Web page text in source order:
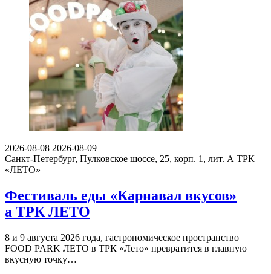
2026-08-08 2026-08-09
Санкт-Петербург, Пулковское шоссе, 25, корп. 1, лит. А ТРК
«ЛЕТО»
Фестиваль еды «Карнавал вкусов»
а ТРК ЛЕТО
8 и 9 августа 2026 года, гастрономическое пространство
FOOD PARK ЛЕТО в ТРК «Лето» превратится в главную
вкусную точку…